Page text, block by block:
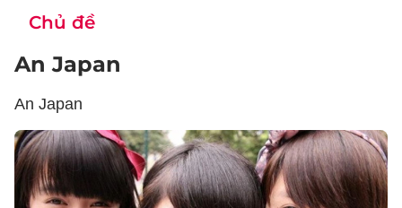
Chủ đề
An Japan
An Japan